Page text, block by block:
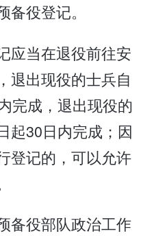
役登记。
应当在退役前往安
退出现役的士兵自
完成，退出现役的
起30日内完成；因
登记的，可以允许
备役部队政治工作